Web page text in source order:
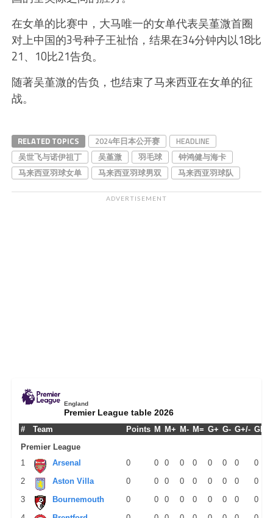
在女单的比赛中，大马唯一的女单代表吴堇溦首圈
对上中国的3号种子王祉怡，结果在34分钟内以18比
21、10比21告负。
随著吴堇溦的告负，也结束了马来西亚在女单的征
战。
RELATED TOPICS 2024年日本公开赛
HEADLINE
吴世飞与诺伊祖丁
吴堇溦 羽毛球
钟鸿健与海卡
马来西亚羽球女单
马来西亚羽球男双 马来西亚羽球队
ADVERTISEMENT
England
Premier League table 2026
# Team Points M M+ M- M= G+ G- G+/- GPM
Premier League
1
Arsenal 0 0 0 0 0 0 0 0
0
2
Aston Villa 0 0 0 0 0 0 0 0
0
3
Bournemouth 0 0 0 0 0 0 0 0
0